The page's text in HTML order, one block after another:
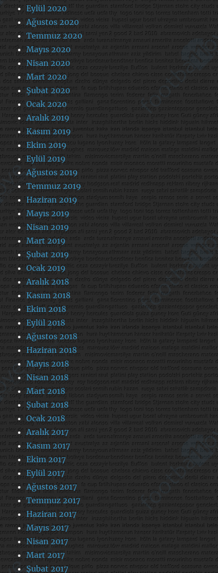
Eylül 2020
Ağustos 2020
Temmuz 2020
Mayıs 2020
Nisan 2020
Mart 2020
Şubat 2020
Ocak 2020
Aralık 2019
Kasım 2019
Ekim 2019
Eylül 2019
Ağustos 2019
Temmuz 2019
Haziran 2019
Mayıs 2019
Nisan 2019
Mart 2019
Şubat 2019
Ocak 2019
Aralık 2018
Kasım 2018
Ekim 2018
Eylül 2018
Ağustos 2018
Haziran 2018
Mayıs 2018
Nisan 2018
Mart 2018
Şubat 2018
Ocak 2018
Aralık 2017
Kasım 2017
Ekim 2017
Eylül 2017
Ağustos 2017
Temmuz 2017
Haziran 2017
Mayıs 2017
Nisan 2017
Mart 2017
Şubat 2017